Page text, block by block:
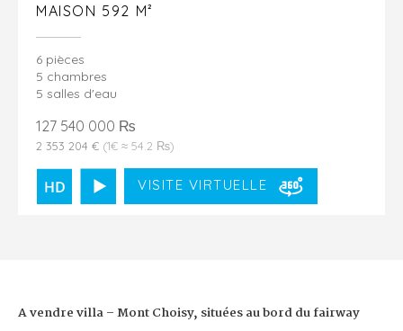
MAISON 592 M²
6 pièces
5 chambres
5 salles d'eau
127 540 000 ₨
2 353 204 € (1€ ≈ 54.2 ₨)
VISITE VIRTUELLE
A vendre villa – Mont Choisy, situées au bord du fairway